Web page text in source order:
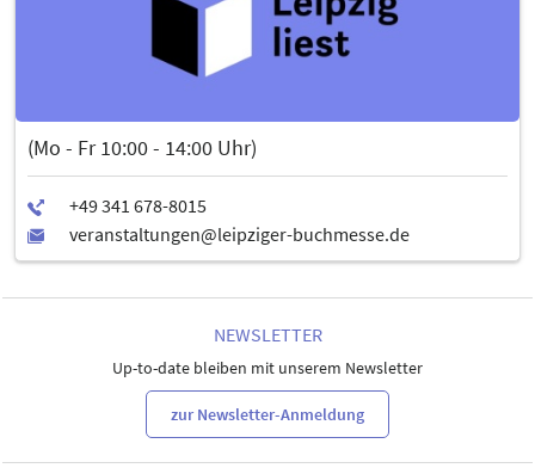
Nach erfolgreichem Login bleiben Ihre gemerkten Inhalte dauerhaft
gespeichert und lassen sich dann auch auf anderen Geräten sowie
in der App wieder aufrufen.
(Mo - Fr 10:00 - 14:00 Uhr)
NEWSLETTER
Up-to-date bleiben mit unserem Newsletter
zur Newsletter-Anmeldung